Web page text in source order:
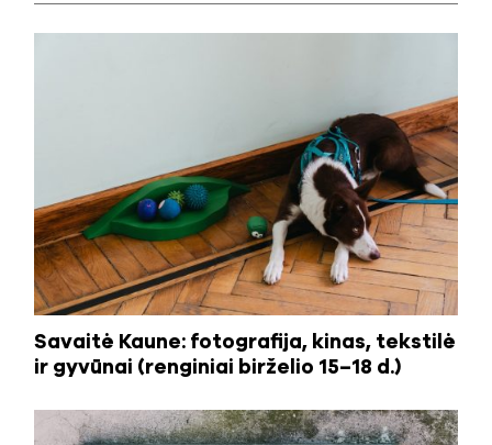
Savaitė Kaune: fotografija, kinas, tekstilė
ir gyvūnai (renginiai birželio 15–18 d.)